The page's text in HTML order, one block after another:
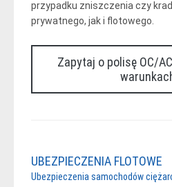
przypadku zniszczenia czy
prywatnego, jak i flotowego.
Zapytaj o polisę OC/
UBEZPIECZENIA FLOTOWE
Ubezpieczenia samochodów